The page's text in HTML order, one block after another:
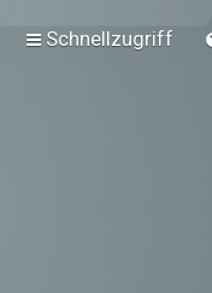
Schnellzugriff